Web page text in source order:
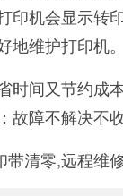
印机会显示转
维护打印机。
间又节约成
障不解决不
清零,远程维